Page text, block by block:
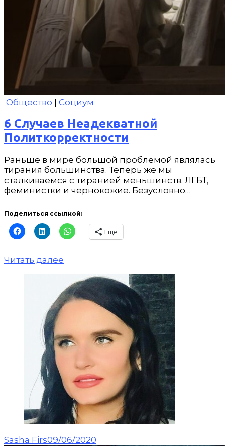
Общество | Социум
6 Случаев Неадекватной
Политкорректности
Раньше в мире большой проблемой являлась
тирания большинства. Теперь же мы
сталкиваемся с тиранией меньшинств. ЛГБТ,
феминистки и чернокожие. Безусловно…
Поделиться ссылкой:
Ещё
Читать далее
Sasha Firs09/06/2020